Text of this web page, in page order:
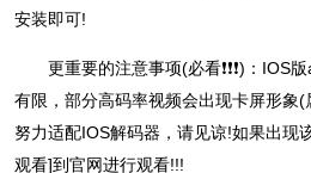
安装即可!
更重要的注意事项(必看❗❗❗)：
有限，部分高码率视频会出现卡屏形象
努力适配IOS解码器，请见谅!如果出现
观看]到官网进行观看!!!